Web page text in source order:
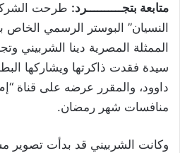
متابعة بتجــــــــــرد: طرحت
النسيان​” البوستر الرسمي الخاص
الممثلة المصرية ​دينا الشربيني
سيدة فقدت ذاكرتها ويشاركها
داوود، والمقرر عرضه على قناة
منافسات شهر رمضان.
وكانت الشربيني قد بدأت